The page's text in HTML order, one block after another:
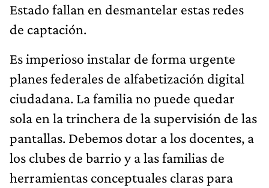
Estado fallan en desmantelar estas redes
de captación.
Es imperioso instalar de forma urgente
planes federales de alfabetización digital
ciudadana. La familia no puede quedar
sola en la trinchera de la supervisión de las
pantallas. Debemos dotar a los docentes, a
los clubes de barrio y a las familias de
herramientas conceptuales claras para